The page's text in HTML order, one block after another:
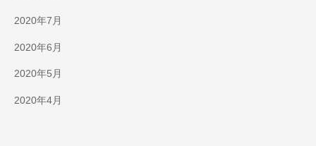
2020年7月
2020年6月
2020年5月
2020年4月